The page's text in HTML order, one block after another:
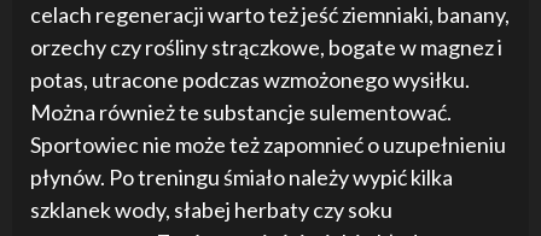
celach regeneracji warto też jeść ziemniaki, banany,
orzechy czy rośliny strączkowe, bogate w magnez i
potas, utracone podczas wzmożonego wysiłku.
Można również te substancje sulementować.
Sportowiec nie może też zapomnieć o uzupełnieniu
płynów. Po treningu śmiało należy wypić kilka
szklanek wody, słabej herbaty czy soku